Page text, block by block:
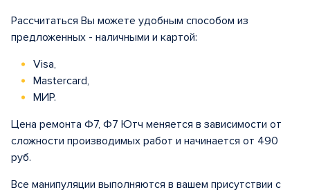
Рассчитаться Вы можете удобным способом из
предложенных - наличными и картой:
Visa,
Mastercard,
МИР.
Цена ремонта Ф7, Ф7 Ютч меняется в зависимости от
сложности производимых работ и начинается от 490
руб.
Все манипуляции выполняются в вашем присутствии с